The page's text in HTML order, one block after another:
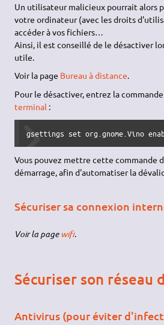
Un utilisateur malicieux pourrait alors
votre ordinateur (avec les droits
accéder à vos fichiers…
Ainsi, il est conseillé de le désactiver
utile.
Voir la page Bureau à distance.
Pour le désactiver, entrez la
terminal :
gsettings set org.gnome.Vino
Vous pouvez mettre cette commande
démarrage, afin d'automatiser la
Sécuriser sa connexion
Voir la page wifi.
Sécuriser son réseau
Antivirus (pour éviter